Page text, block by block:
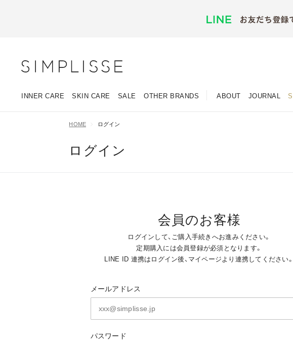
INNER CARE SKIN CARE SALE OTHER BRANDS ABOUT JOURNAL
HOME ログイン
ログイン
会員のお客様
ログインして、ご購入手続きへお進みください。
定期購入には会員登録が必須となります。
LINE ID 連携はログイン後、マイページより連携してください。
メールアドレス
パスワード